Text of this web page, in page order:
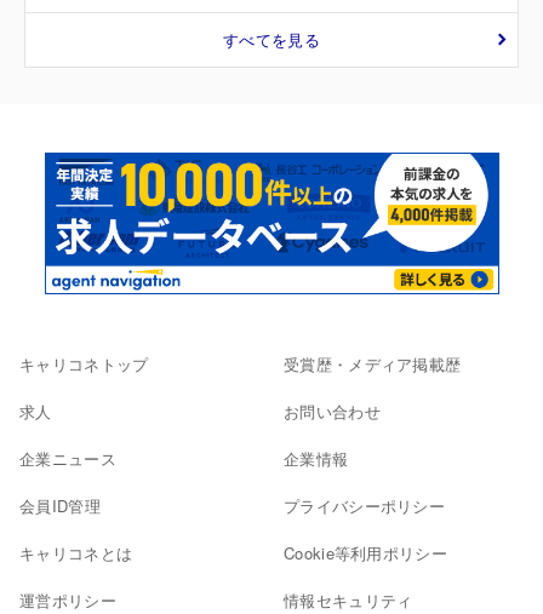
すべてを見る
キャリコネトップ
求人
企業ニュース
会員ID管理
キャリコネとは
運営ポリシー
受賞歴・メディア掲載歴
お問い合わせ
企業情報
プライバシーポリシー
Cookie等利用ポリシー
情報セキュリティ